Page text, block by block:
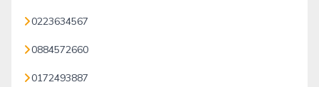
0223634567
0884572660
0172493887